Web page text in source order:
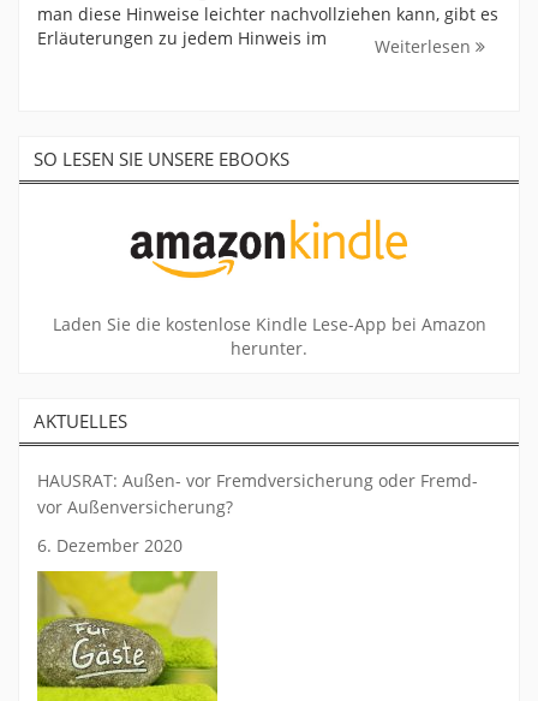
man diese Hinweise leichter nachvollziehen kann, gibt es
Erläuterungen zu jedem Hinweis im
Weiterlesen
SO LESEN SIE UNSERE EBOOKS
Laden Sie die kostenlose Kindle Lese-App bei Amazon
herunter.
AKTUELLES
HAUSRAT: Außen- vor Fremdversicherung oder Fremd-
vor Außenversicherung?
6. Dezember 2020